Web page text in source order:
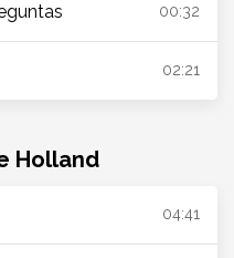
00:32
02:21
Holland
04:41